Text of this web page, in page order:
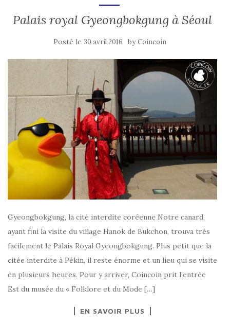
Palais royal Gyeongbokgung à Séoul
Posté le 30 avril 2016 byCoincoin
Gyeongbokgung, la cité interdite coréenne Notre canard,
ayant fini la visite du village Hanok de Bukchon, trouva très
facilement le Palais Royal Gyeongbokgung. Plus petit que la
citée interdite à Pékin, il reste énorme et un lieu qui se visite
en plusieurs heures. Pour y arriver, Coincoin prit l’entrée
Est du musée du « Folklore et du Mode […]
EN SAVOIR PLUS